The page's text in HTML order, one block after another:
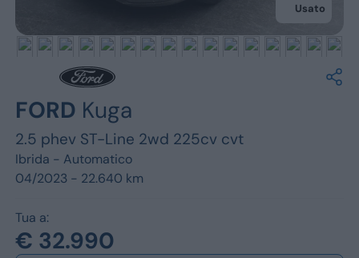
Ford
Usato
FORD Kuga
2.5 phev ST-Line 2wd 225cv cvt
Ibrida - Automatico
04/2023 - 22.640 km
Tua a:
€ 32.990